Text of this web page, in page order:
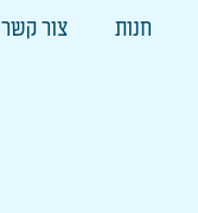
חנות צור קשר